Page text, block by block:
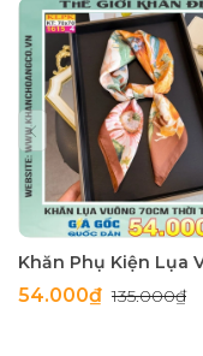
54.000₫135.000₫